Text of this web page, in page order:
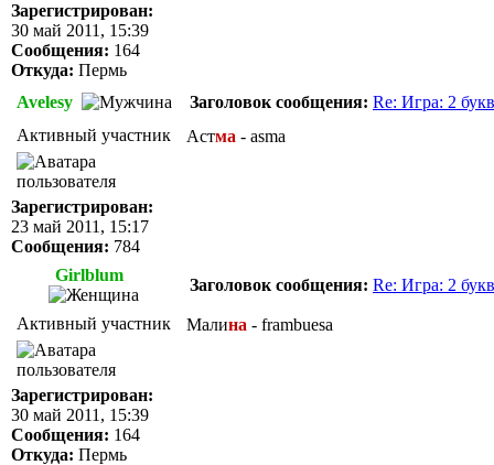
Зарегистрирован:
30 май 2011, 15:39
Сообщения: 164
Откуда: Пермь
Avelesy Заголовок сообщения: Re: Игра: 2
Активный участник
Зарегистрирован:
23 май 2011, 15:17
Сообщения: 784
Астма - asma
Girlblum
Заголовок сообщения: Re: Игра: 2
Активный участник
Зарегистрирован:
30 май 2011, 15:39
Сообщения: 164
Откуда: Пермь
Малина - frambuesa